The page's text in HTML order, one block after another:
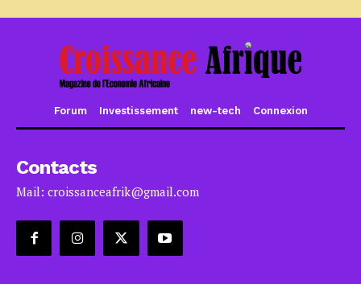
Forum Investissement new-tech Connexion
Contacts
Mail: croissanceafrik@gmail.com